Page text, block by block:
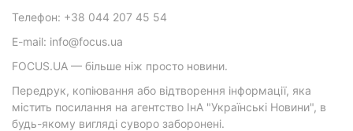
Телефон: +38 044 207 45 54
E-mail: info@focus.ua
FOCUS.UA — більше ніж просто новини.
Передрук, копіювання або відтворення інформації, яка
містить посилання на агентство ІнА "Українські Новини", в
будь-якому вигляді суворо заборонені.